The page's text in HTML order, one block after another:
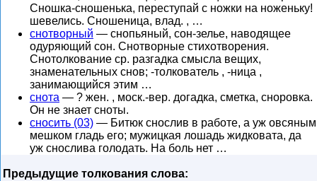
Сношка-сношенька, переступай с ножки на ноженьку!
шевелись. Сношеница, влад. , …
снотворный — снопьяный, сон-зелье, наводящее
одуряющий сон. Снотворные стихотворения.
Снотолкование ср. разгадка смысла вещих,
знаменательных снов; -толкователь , -ница ,
занимающийся этим …
снота — ? жен. , моск.-вер. догадка, сметка, сноровка.
Он не знает сноты.
сносить (03) — Битюк снослив в работе, а уж овсяным
мешком гладь его; мужицкая лошадь жидковата, да
уж снослива голодать. На боль нет …
Предыдущие толкования слова: